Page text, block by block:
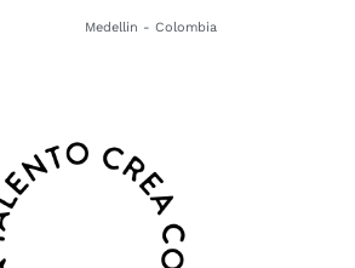
Medellin - Colombia